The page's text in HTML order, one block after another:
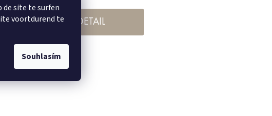
site te surfen
voortdurend te
Souhlasím
DETAIL